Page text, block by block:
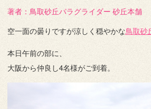
著者：️鳥取砂丘パラグライダー 砂丘本舗
空一面の曇りですが涼しく穏やかな鳥取砂
本日午前の部に、
大阪から仲良し4名様がご到着。